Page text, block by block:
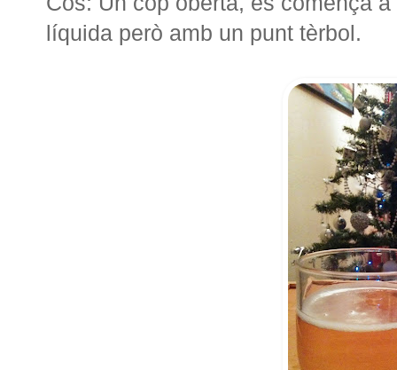
líquida però amb un punt tèrbol.